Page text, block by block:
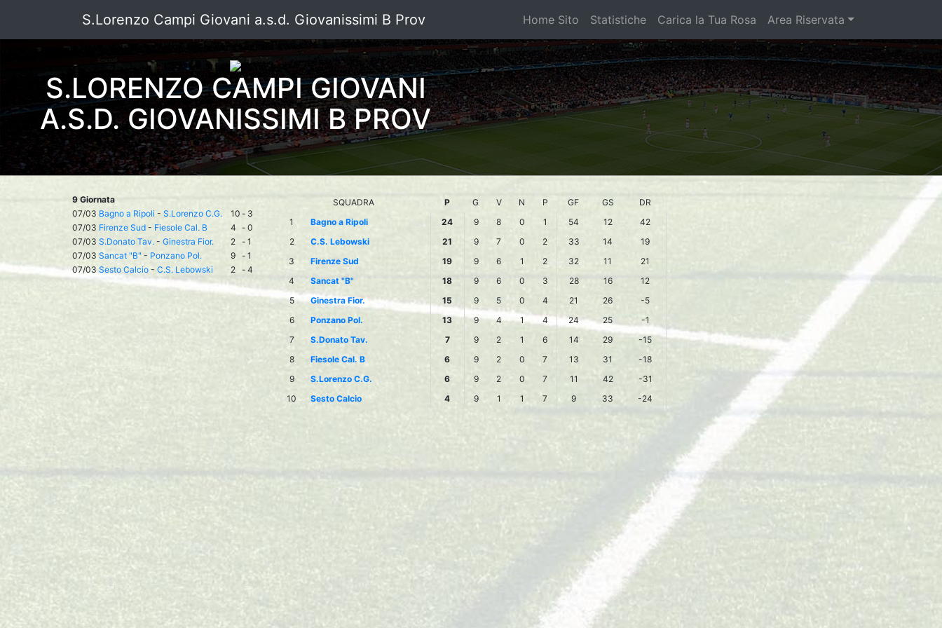
S.Lorenzo Campi Giovani a.s.d. Giovanissimi B Prov Home Sito Statistiche Carica la Tua Rosa Area Riservata
S.LORENZO CAMPI GIOVANI
A.S.D. GIOVANISSIMI B PROV
9 Giornata
07/03 Bagno a Ripoli - S.Lorenzo C.G. 10 - 3
07/03 Firenze Sud - Fiesole Cal. B 4 - 0
07/03 S.Donato Tav. - Ginestra Fior. 2 - 1
07/03 Sancat "B" - Ponzano Pol. 9 - 1
07/03 Sesto Calcio - C.S. Lebowski 2 - 4
SQUADRA P G V N P GF GS
DR
1
Bagno a Ripoli 24 9 8 0 1 54 12
42
2
C.S. Lebowski 21 9 7 0 2 33 14
19
3
Firenze Sud 19 9 6 1 2 32 11
21
4
Sancat "B" 18 9 6 0 3 28 16
12
5
Ginestra Fior. 15 9 5 0 4 21 26
-5
6
Ponzano Pol. 13 9 4 1 4 24 25
-1
7
S.Donato Tav. 7 9 2 1 6 14 29
-15
8
Fiesole Cal. B 6 9 2 0 7 13 31
-18
9
S.Lorenzo C.G. 6 9 2 0 7 11 42
-31
10
Sesto Calcio 4 9 1 1 7 9 33 -24